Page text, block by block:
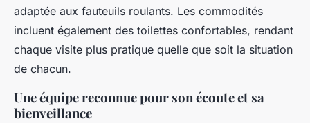
adaptée aux fauteuils roulants. Les commodités
incluent également des toilettes confortables, rendant
chaque visite plus pratique quelle que soit la situation
de chacun.
Une équipe reconnue pour son écoute et sa
bienveillance